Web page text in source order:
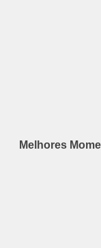
Melhores